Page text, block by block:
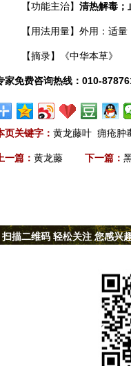
【功能主治】 清热解毒；
【用法用量】外用：适量
【摘录】《中华本草》
家免费咨询热线：010-
页关键字： 黄龙藤叶 痈疮肿
上一篇： 黄龙藤 下一篇：
扫描二维码 轻松关注 您感兴